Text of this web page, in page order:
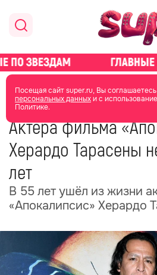
Посещая сайт super.ru, Вы
персональных данныхи с
Политике.
главная общество
02 февраля
Актёра фильма
Херардо Тарасены
лет
В 55 лет ушёл из жизни
«Апокалипсис» Херардо